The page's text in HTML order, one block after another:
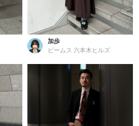
加歩
ビームス 六本木ヒルズ